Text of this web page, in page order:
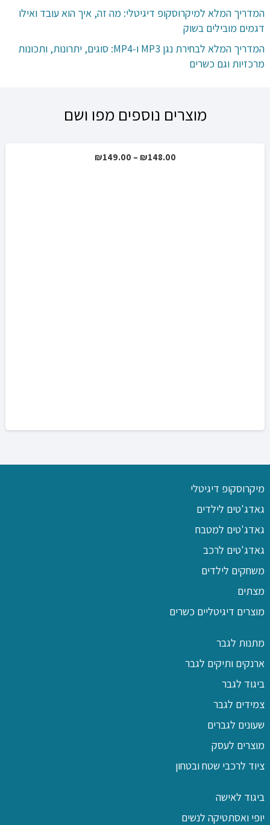
המדריך המלא למיקרוסקופ דיגיטלי: מה זה, איך הוא עובד ואילו
דגמים מובילים בשוק
המדריך המלא לבחירת נגן MP3 ו-MP4: סוגים, יתרונות, ותכונות
מרכזיות וגם כשרים
מוצרים נוספים מפו ושם
₪148.00
–
₪149.00
מיקרוסקופ דיגיטלי
גאדג'טים לילדים
גאדג'טים למטבח
גאדג'טים לרכב
משחקים לילדים
מצתים
מוצרים דיגיטליים כשרים
מתנות לגבר
ארנקים ותיקים לגבר
ביגוד לגבר
צמידים לגבר
שעונים לגברים
מוצרים לעסק
ציוד לרכבי שטח ובטחון
ביגוד לאישה
יופי ואסתטיקה לנשים